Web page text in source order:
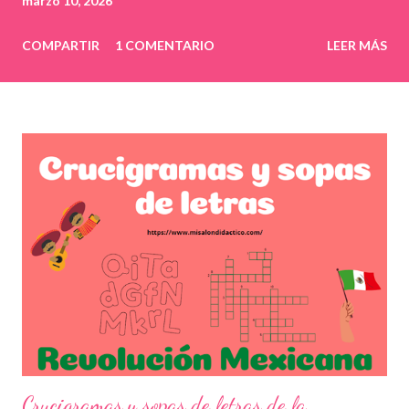
COMPARTIR 1 COMENTARIO LEER MÁS